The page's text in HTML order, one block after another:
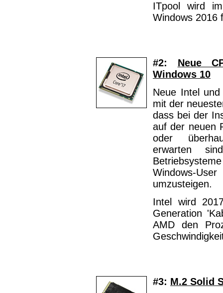
ITpool wird
Windows 2016
#2: Neue
Windows 10
Neue Intel
mit der
dass bei der
auf der neuen
oder
erwarten
Windows-
umzusteigen.
Intel wird
Generation
AMD den
#3: M.2 Solid